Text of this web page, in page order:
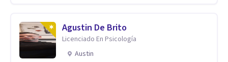
raíz llevándonos a crear nuevas conexiones cerebrales,
espirituales, emocionales y físicas. Cada proceso es
individual y cada situación por la que se consulta nunca será
un problema sino una oportunidad para volver a empezar
Agustin De Brito
Licenciado En Psicología
Austin